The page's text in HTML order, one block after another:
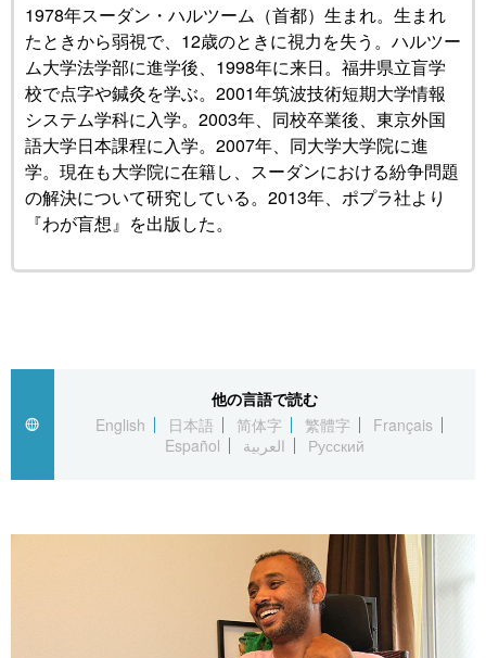
公式SNS
1978年スーダン・ハルツーム（首都）生まれ。生まれ
たときから弱視で、12歳のときに視力を失う。ハルツー
ム大学法学部に進学後、1998年に来日。福井県立盲学
校で点字や鍼灸を学ぶ。2001年筑波技術短期大学情報
システム学科に入学。2003年、同校卒業後、東京外国
語大学日本課程に入学。2007年、同大学大学院に進
学。現在も大学院に在籍し、スーダンにおける紛争問題
の解決について研究している。2013年、ポプラ社より
『わが盲想』を出版した。
他の言語で読む
English
日本語 简体字 繁體字
Français
Español
العربية Русский